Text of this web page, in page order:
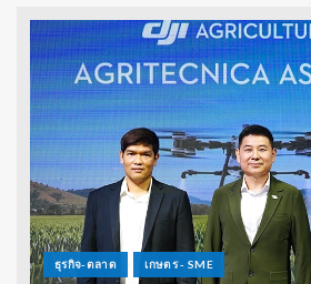
ธุรกิจ-ตลาด เกษตร - SME